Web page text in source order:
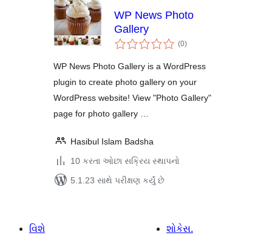
WP News Photo
Gallery
(0કુલ
રેટિંગ્સ
)
WP News Photo Gallery is a WordPress
plugin to create photo gallery on your
WordPress website! View "Photo Gallery"
page for photo gallery …
Hasibul Islam Badsha
10 કરતા ઓછા સક્રિય સ્થાપનો
5.1.23 સાથે પરીક્ષણ કર્યું છે
વિશે
શોકેસ.